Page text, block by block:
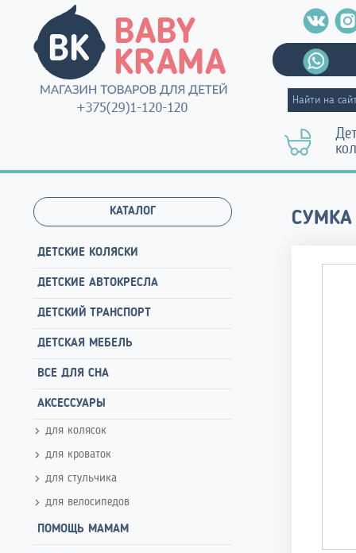
КАТАЛОГ
ДЕТСКИЕ КОЛЯСКИ
ДЕТСКИЕ АВТОКРЕСЛА
ДЕТСКИЙ ТРАНСПОРТ
ДЕТСКАЯ МЕБЕЛЬ
ВСЕ ДЛЯ СНА
АКСЕССУАРЫ
для колясок
для кроваток
для стульчика
для велосипедов
ПОМОЩЬ МАМАМ
СУМКА